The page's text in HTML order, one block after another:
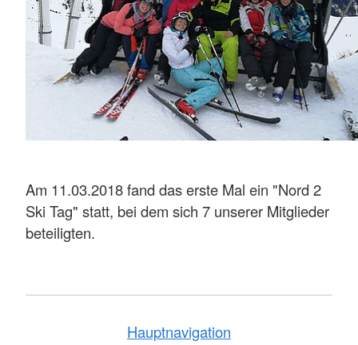
Am 11.03.2018 fand das erste Mal ein "Nord 2
Ski Tag" statt, bei dem sich 7 unserer Mitglieder
beteiligten.
Hauptnavigation